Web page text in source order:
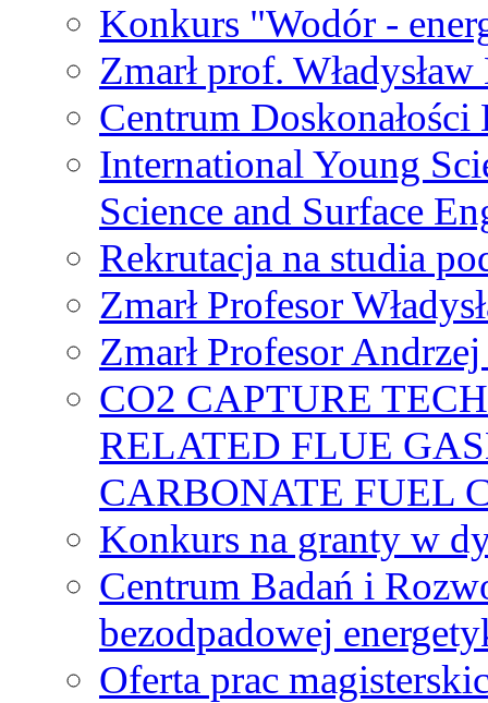
Konkurs "Wodór -
Zmarł prof.
Centrum
International Young
Science and Surface
Rekrutacja na studia
Zmarł Profesor
Zmarł Profesor
CO2 CAPTURE
RELATED FLUE
CARBONATE FUEL
Konkurs na granty w
Centrum Badań i
bezodpadowej
Oferta prac